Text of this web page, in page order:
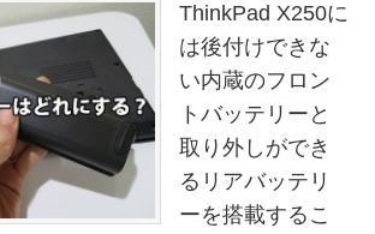
ThinkPad X250に
は後付けできな
い内蔵のフロン
トバッテリーと
取り外しができ
るリアバッテリ
ーを搭載するこ